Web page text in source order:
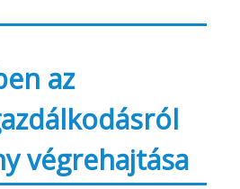
az
végrehajtása